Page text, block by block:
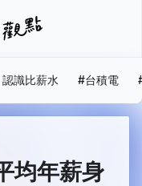
認識比薪水 #台積電
均年薪身